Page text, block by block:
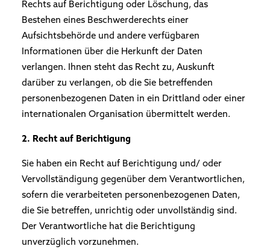
Rechts auf Berichtigung oder Löschung, das
Bestehen eines Beschwerderechts einer
Aufsichtsbehörde und andere verfügbaren
Informationen über die Herkunft der Daten
verlangen. Ihnen steht das Recht zu, Auskunft
darüber zu verlangen, ob die Sie betreffenden
personenbezogenen Daten in ein Drittland oder einer
internationalen Organisation übermittelt werden.
2. Recht auf Berichtigung
Sie haben ein Recht auf Berichtigung und/ oder
Vervollständigung gegenüber dem Verantwortlichen,
sofern die verarbeiteten personenbezogenen Daten,
die Sie betreffen, unrichtig oder unvollständig sind.
Der Verantwortliche hat die Berichtigung
unverzüglich vorzunehmen.